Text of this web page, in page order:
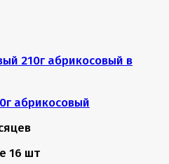
абрикосовый
16 шт